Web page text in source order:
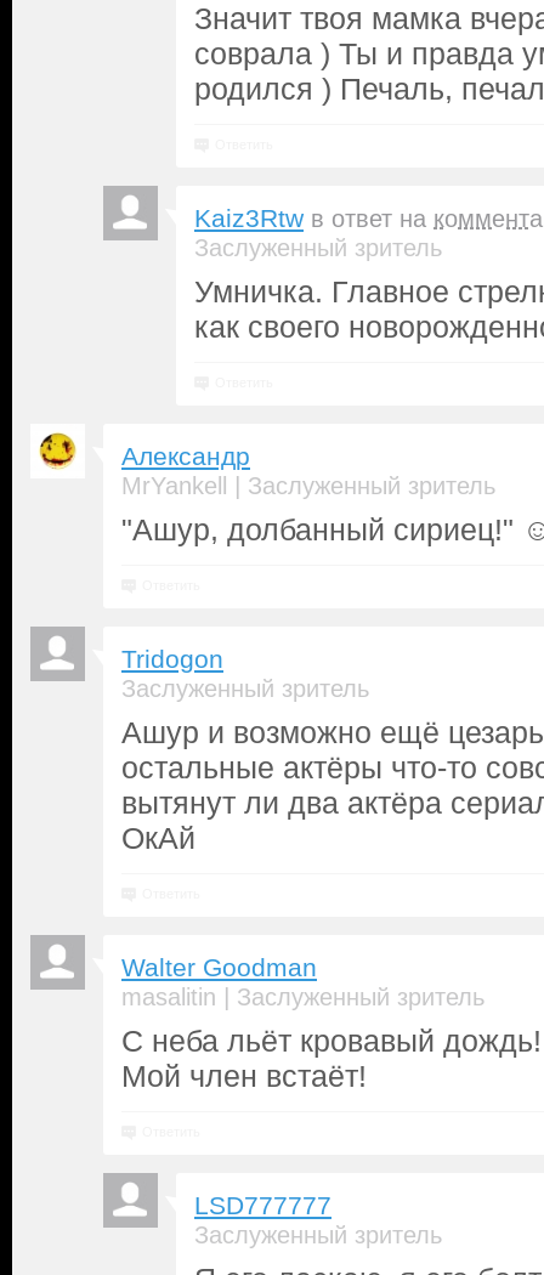
Значит твоя мамка
соврала ) Ты и правда
родился ) Печаль,
Kaiz3Rtw в ответ на
Заслуженный зритель
Умничка. Главное
как своего
Александр
MrYankell | Заслуженный зритель
"Ашур, долбанный сириец!"
Tridogon
Заслуженный зритель
Ашур и возможно ещё
остальные актёры что-то
вытянут ли два актёра
ОкАй
Walter Goodman
masalitin | Заслуженный зритель
С неба льёт кровавый
Мой член встаёт!
LSD777777
Заслуженный зритель